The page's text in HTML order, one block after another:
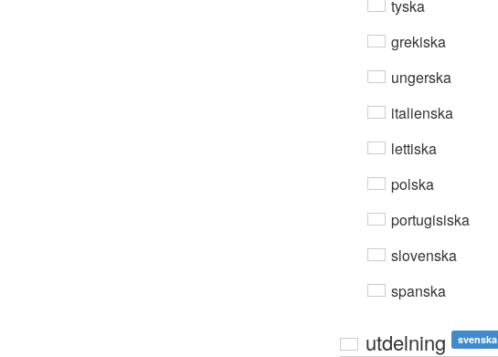
tyska
grekiska
ungerska
italienska
lettiska
polska
portugisiska
slovenska
spanska
utdelning svenska